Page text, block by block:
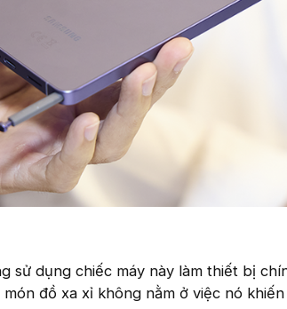
sử dụng chiếc máy này làm thiết bị
đồ xa xỉ không nằm ở việc nó